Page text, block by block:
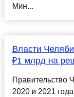
Мин...
Власти
₽1 млрд на
Правительство
2020 и 2021